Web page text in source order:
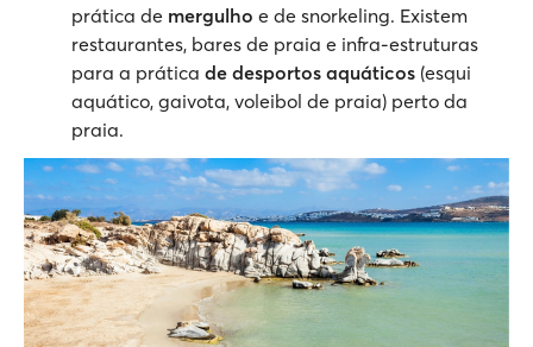
prática de mergulho e de snorkeling. Existem
restaurantes, bares de praia e infra-estruturas
para a prática de desportos aquáticos (esqui
aquático, gaivota, voleibol de praia) perto da
praia.